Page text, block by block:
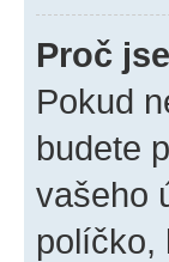
Proč
Pokud
budete
vašeho
políčko,